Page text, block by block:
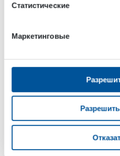
Статистические
Маркетинговые
электричество.